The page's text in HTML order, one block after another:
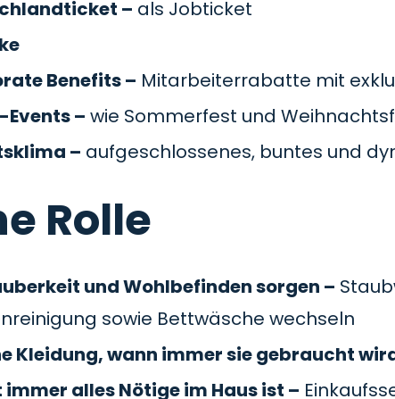
– als Jobticket
Benefits – Mitarbeiterrabatte mit
– wie Sommerfest und
– aufgeschlossenes, buntes und
Rolle
und Wohlbefinden sorgen –
sowie Bettwäsche wechseln
Kleidung, wann immer sie gebraucht
alles Nötige im Haus ist –